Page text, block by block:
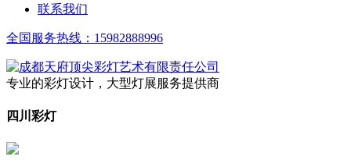
联系我们
全国服务热线： 15982888996
专业的彩灯设计，大型灯展服务提供商
四川彩灯